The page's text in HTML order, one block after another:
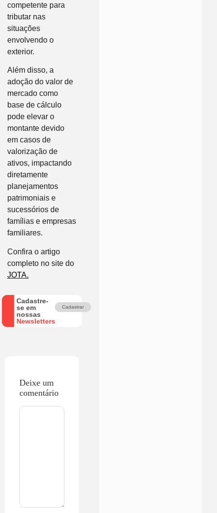
competente para
tributar nas
situações
envolvendo o
exterior.
Além disso, a
adoção do valor de
mercado como
base de cálculo
pode elevar o
montante devido
em casos de
valorização de
ativos, impactando
diretamente
planejamentos
patrimoniais e
sucessórios de
famílias e empresas
familiares.
Confira o artigo
completo no site do
JOTA.
Cadastre-
se em
nossas
Newsletters
Cadastrar
Deixe um
comentário